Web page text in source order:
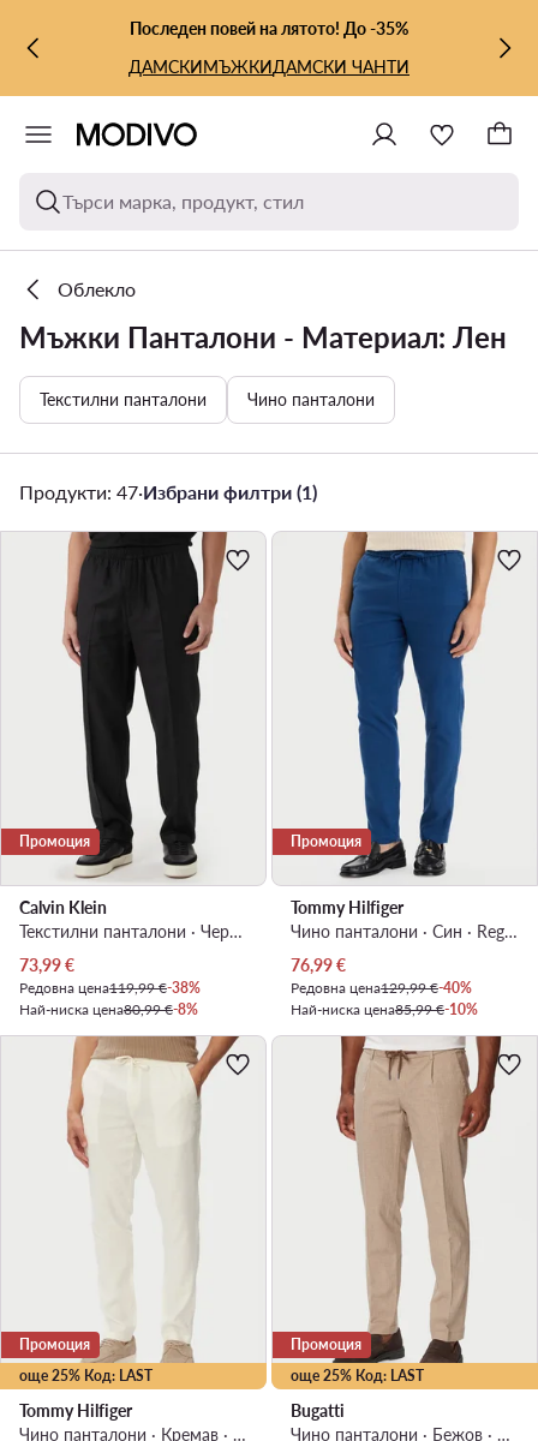
КЪМ ОСНОВНОТО СЪДЪРЖАНИЕ
КЪМ ТЪРСЕНЕПоследен повей на лятото! До -35%
ДАМСКИМЪЖКИДАМСКИ ЧАНТИ
Търси марка, продукт, стил
Облекло
Мъжки Панталони - Материал: Лен
Текстилни панталони Чино панталони
Продукти: 47·Избрани филтри (1)
Промоция
Calvin Klein
Текстилни панталони · Черен · Regular Fit
Актуална цена
73,99€
Редовна цена119,99 €-38%
Най-ниска цена80,99 €-8%
Промоция
Tommy Hilfiger
Чино панталони · Син · Regular Fit
Актуална цена
76,99€
Редовна цена129,99 €-40%
Най-ниска цена85,99 €-10%
още 25% Код: LAST
Промоция
Tommy Hilfiger
Чино панталони · Кремав · Regular Fit
още 25% Код: LAST
Промоция
Bugatti
Чино панталони · Бежов · Slim Fit